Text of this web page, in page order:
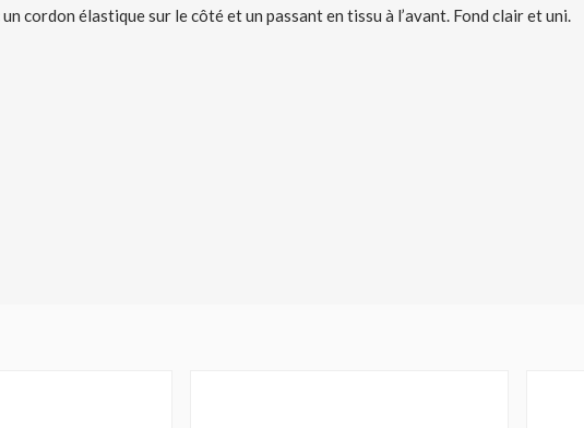
cordon élastique sur le côté et un passant en tissu à l’avant. Fond clair et uni.